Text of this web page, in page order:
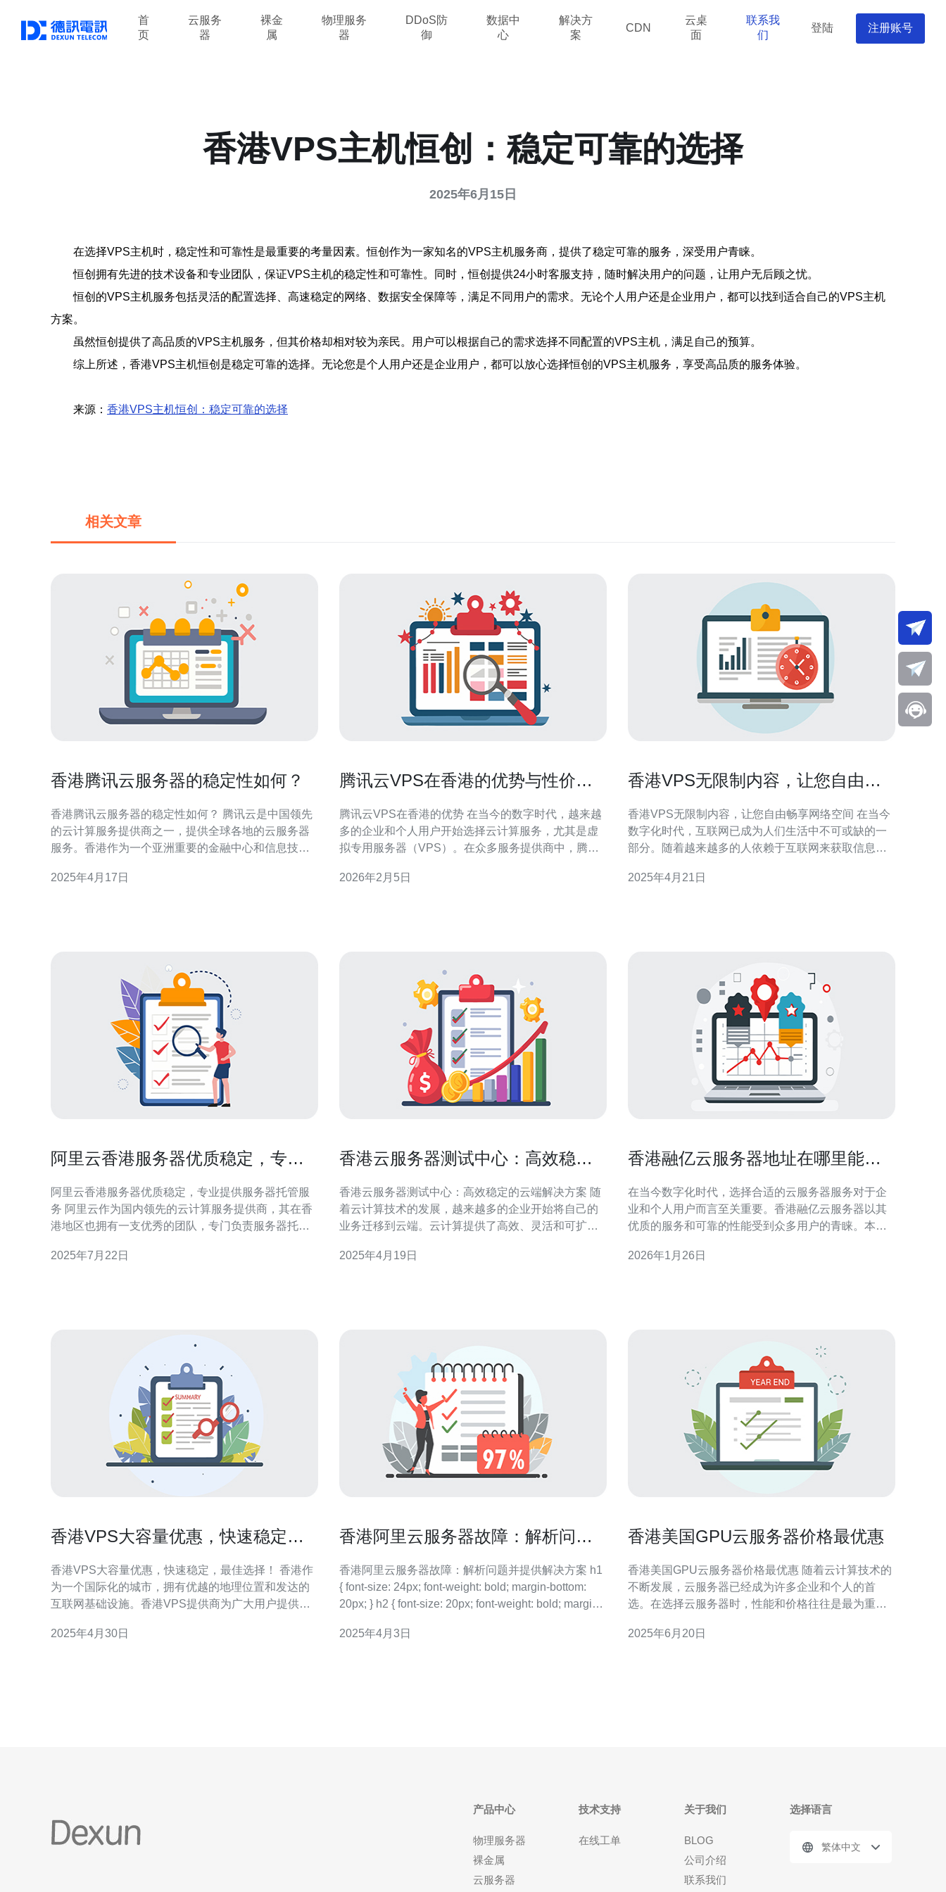
首
页
云服务
器
裸金
属
物理服务
器
DDoS防
御
数据中
心
解决方
案
CDN
云桌
面
联系我
们
登陆 注册账号
香港VPS主机恒创：稳定可靠的选择
2025年6月15日
在选择VPS主机时，稳定性和可靠性是最重要的考量因素。恒创作为一家知名的VPS主机服务商，提供了稳定可靠的服务，深受用户青睐。
恒创拥有先进的技术设备和专业团队，保证VPS主机的稳定性和可靠性。同时，恒创提供24小时客服支持，随时解决用户的问题，让用户无后顾之忧。
恒创的VPS主机服务包括灵活的配置选择、高速稳定的网络、数据安全保障等，满足不同用户的需求。无论个人用户还是企业用户，都可以找到适合自己的VPS主机
方案。
虽然恒创提供了高品质的VPS主机服务，但其价格却相对较为亲民。用户可以根据自己的需求选择不同配置的VPS主机，满足自己的预算。
综上所述，香港VPS主机恒创是稳定可靠的选择。无论您是个人用户还是企业用户，都可以放心选择恒创的VPS主机服务，享受高品质的服务体验。
来源： 香港VPS主机恒创：稳定可靠的选择
相关文章
香港腾讯云服务器的稳定性如何？
香港腾讯云服务器的稳定性如何？ 腾讯云是中国领先
的云计算服务提供商之一，提供全球各地的云服务器
服务。香港作为一个亚洲重要的金融中心和信息技术
香港腾讯云服务器的稳定性。 腾讯云在香港的数据中
2025年4月17日
腾讯云VPS在香港的优势与性价比
腾讯云VPS在香港的优势 在当今的数字时代，越来越
多的企业和个人用户开始选择云计算服务，尤其是虚
拟专用服务器（VPS）。在众多服务提供商中，腾讯
许多用户的首选。本文将深入分析腾讯云VPS在香港
2026年2月5日
香港VPS无限制内容，让您自由畅
香港VPS无限制内容，让您自由畅享网络空间 在当今
数字化时代，互联网已成为人们生活中不可或缺的一
部分。随着越来越多的人依赖于互联网来获取信息、
要。然而，有些地区的网络访问受到限制，这给用户
2025年4月21日
阿里云香港服务器优质稳定，专业
阿里云香港服务器优质稳定，专业提供服务器托管服
务 阿里云作为国内领先的云计算服务提供商，其在香
港地区也拥有一支优秀的团队，专门负责服务器托管
能够满足用户对高性能服务器的需求。 阿里云香港服
2025年7月22日
香港云服务器测试中心：高效稳定
香港云服务器测试中心：高效稳定的云端解决方案 随
着云计算技术的发展，越来越多的企业开始将自己的
业务迁移到云端。云计算提供了高效、灵活和可扩展
务的需求。然而，选择一个可靠的云服务器服务提供
2025年4月19日
香港融亿云服务器地址在哪里能找
在当今数字化时代，选择合适的云服务器服务对于企
业和个人用户而言至关重要。香港融亿云服务器以其
优质的服务和可靠的性能受到众多用户的青睐。本文
器的最佳地址，并了解其优势和选择方法。 香港融亿
2026年1月26日
香港VPS大容量优惠，快速稳定，
香港VPS大容量优惠，快速稳定，最佳选择！ 香港作
为一个国际化的城市，拥有优越的地理位置和发达的
互联网基础设施。香港VPS提供商为广大用户提供了
和稳定性的需求。 香港VPS提供商针对用户的不同需
2025年4月30日
香港阿里云服务器故障：解析问题
香港阿里云服务器故障：解析问题并提供解决方案 h1
{ font-size: 24px; font-weight: bold; margin-bottom:
20px; } h2 { font-size: 20px; font-weight: bold; margin-
2025年4月3日
香港美国GPU云服务器价格最优惠
香港美国GPU云服务器价格最优惠 随着云计算技术的
不断发展，云服务器已经成为许多企业和个人的首
选。在选择云服务器时，性能和价格往往是最为重要
惠，具有性能稳定、价格实惠等优势，是您的不二选
2025年6月20日
产品中心
物理服务器
裸金属
云服务器
技术支持
在线工单
关于我们
BLOG
公司介绍
联系我们
选择语言
繁体中文